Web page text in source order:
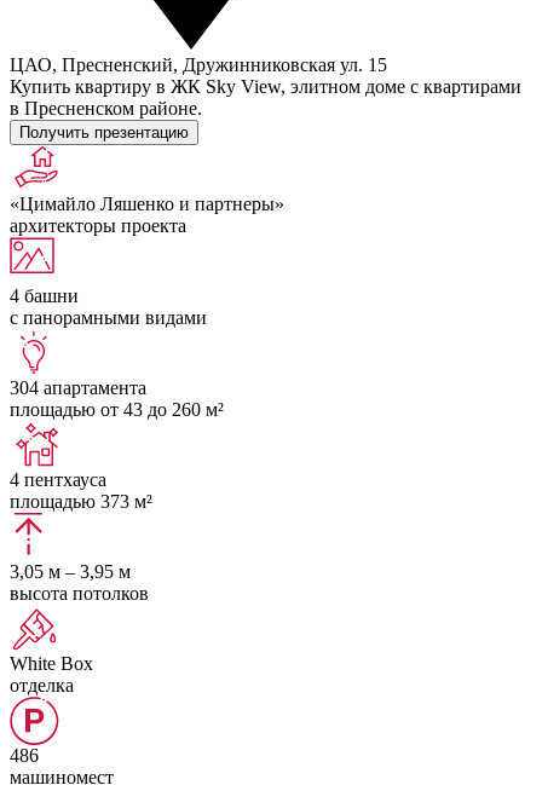
ЦАО, Пресненский, Дружинниковская ул. 15
Купить квартиру в ЖК Sky View, элитном доме с квартирами
в Пресненском районе.
Получить презентацию
«Цимайло Ляшенко и партнеры»
архитекторы проекта
4 башни
с панорамными видами
304 апартамента
площадью от 43 до 260 м²
4 пентхауса
площадью 373 м²
3,05 м – 3,95 м
высота потолков
White Box
отделка
486
машиномест